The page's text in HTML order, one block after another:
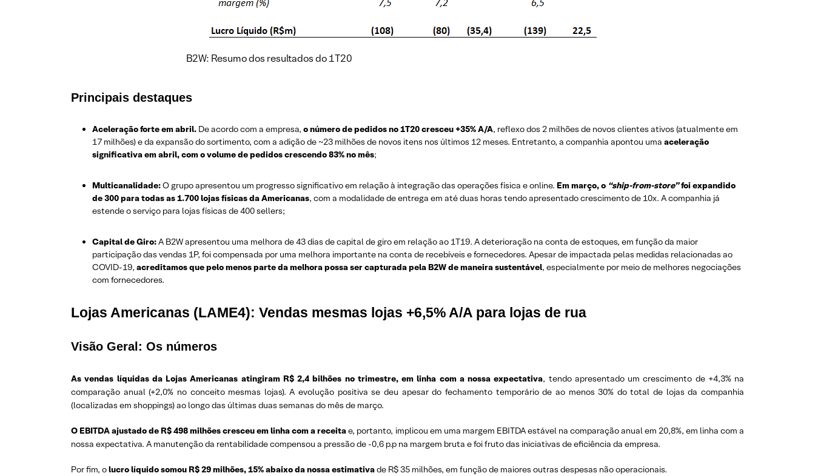
B2W: Resumo dos resultados do 1T20
Principais destaques
Aceleração forte em abril. De acordo com a empresa, o número de pedidos no 1T20 cresceu +35% A/A, reflexo dos 2 milhões de novos clientes ativos (atualmente em
17 milhões) e da expansão do sortimento, com a adição de ~23 milhões de novos itens nos últimos 12 meses. Entretanto, a companhia apontou uma aceleração
significativa em abril, com o volume de pedidos crescendo 83% no mês;
Multicanalidade:O grupo apresentou um progresso significativo em relação à integração das operações física e online. Em março, o “ship-from-store”foi expandido
de 300 para todas as 1.700 lojas físicas da Americanas, com a modalidade de entrega em até duas horas tendo apresentado crescimento de 10x. A companhia já
estende o serviço para lojas físicas de 400 sellers;
Capital de Giro:A B2W apresentou uma melhora de 43 dias de capital de giro em relação ao 1T19. A deterioração na conta de estoques, em função da maior
participação das vendas 1P, foi compensada por uma melhora importante na conta de recebíveis e fornecedores. Apesar de impactada pelas medidas relacionadas ao
COVID-19, acreditamos que pelo menos parte da melhora possa ser capturada pela B2W de maneira sustentável, especialmente por meio de melhores negociações
com fornecedores.
Lojas Americanas (LAME4): Vendas mesmas lojas +6,5% A/A para lojas de rua
Visão Geral: Os números
As vendas líquidas da Lojas Americanas atingiram R$ 2,4 bilhões no trimestre, em linha com a nossa expectativa, tendo apresentado um crescimento de +4,3% na
comparação anual (+2,0% no conceito mesmas lojas). A evolução positiva se deu apesar do fechamento temporário de ao menos 30% do total de lojas da companhia
(localizadas em shoppings) ao longo das últimas duas semanas do mês de março.
O EBITDA ajustado de R$ 498 milhões cresceu em linha com a receitae, portanto, implicou em uma margem EBITDA estável na comparação anual em 20,8%, em linha com a
nossa expectativa. A manutenção da rentabilidade compensou a pressão de -0,6 p.p na margem bruta e foi fruto das iniciativas de eficiência da empresa.
Por fim, olucro líquido somou R$ 29 milhões, 15% abaixo da nossa estimativade R$ 35 milhões, em função de maiores outras despesas não operacionais.